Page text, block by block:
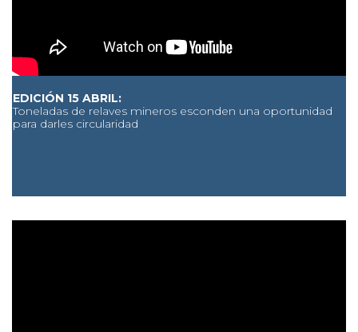
EDICIÓN 15 ABRIL:
Toneladas de relaves mineros esconden una oportunidad
para darles circularidad